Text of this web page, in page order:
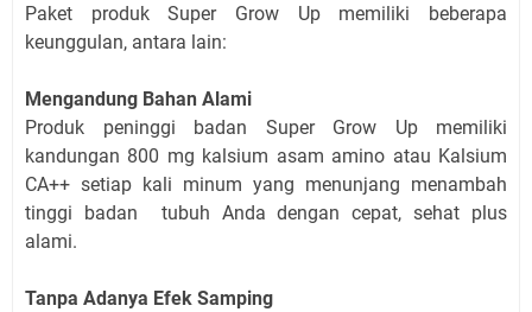
Paket produk Super Grow Up memiliki beberapa
keunggulan, antara lain:
Mengandung Bahan Alami
Produk peninggi badan Super Grow Up memiliki
kandungan 800 mg kalsium asam amino atau Kalsium
CA++ setiap kali minum yang menunjang menambah
tinggi badan tubuh Anda dengan cepat, sehat plus
alami.
Tanpa Adanya Efek Samping